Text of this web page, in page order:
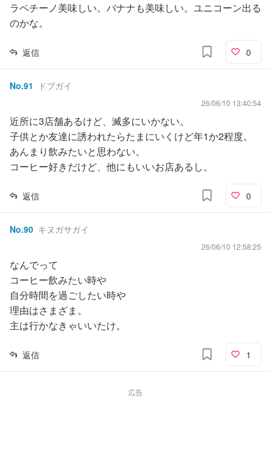
ラペチーノ美味しい。バナナも美味しい。ユニコーン出る
のかな。
返信 0
No.91 ドブガイ
26/06/10 13:40:54
近所に3店舗あるけど、滅多にいかない。
子供とか友達に誘われたらたまにいくけど年1か2程度。
あんまり飲みたいと思わない。
コーヒー好きだけど、他にもいいお店あるし。
返信 0
No.90 キヌガサガイ
26/06/10 12:58:25
なんでって
コーヒー飲みたい時や
自分時間を過ごしたい時や
理由はさまざま。
主は行かなきゃいいたけ。
返信 1
広告